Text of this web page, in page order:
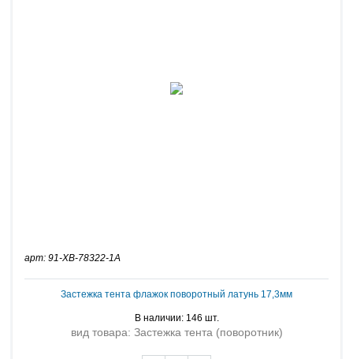
арт: 91-XB-78322-1A
Застежка тента флажок поворотный латунь 17,3мм
В наличии: 146 шт.
вид товара: Застежка тента (поворотник)